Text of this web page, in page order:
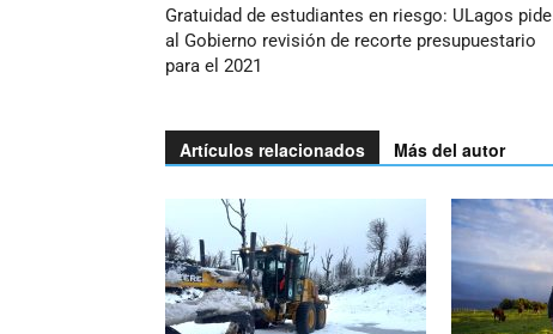
Gratuidad de estudiantes en riesgo: ULagos pide
al Gobierno revisión de recorte presupuestario
para el 2021
Artículos relacionados Más del autor